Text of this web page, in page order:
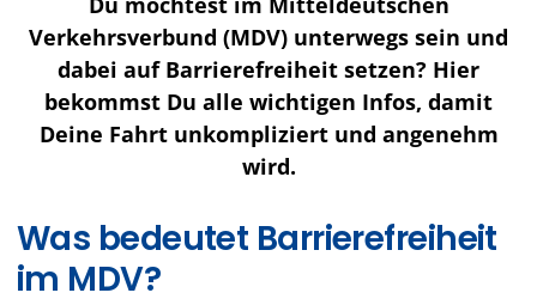
Verkehrsverbund (MDV) unterwegs sein und
dabei auf Barrierefreiheit setzen? Hier
bekommst Du alle wichtigen Infos, damit
Deine Fahrt unkompliziert und angenehm
wird.
Was bedeutet Barrierefreiheit
im MDV?